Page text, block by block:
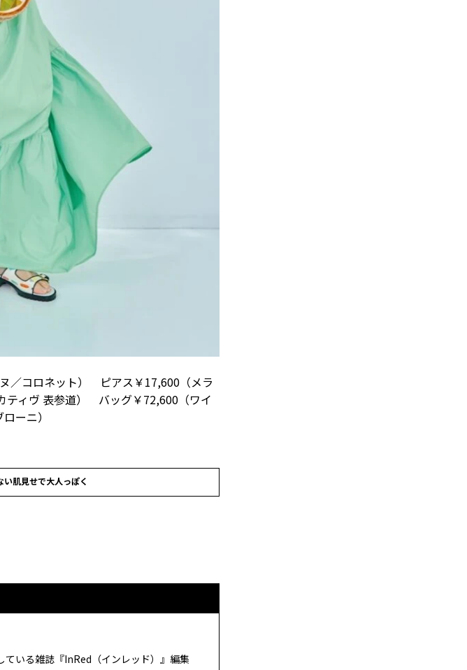
／コロネット） ピアス￥17,600（メラ
ティヴ 表参道） バッグ￥72,600（ワイ
ーニ）
肌見せで大人っぽく
ている雑誌『InRed（インレッド）』編集